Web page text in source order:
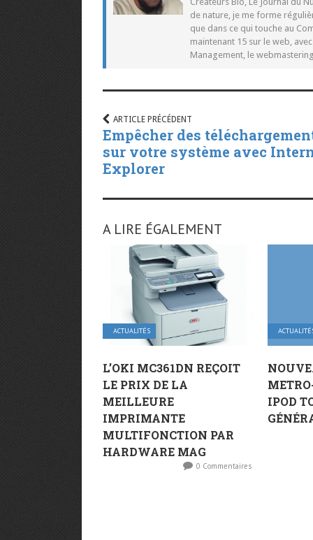
de nature, je me forme
que dans ce qui touche au
maintenant 15 sur le web,
Management, le
ARTICLE PRÉCÉDENT
Empêcher des
sur votre système avec
Explorer
A LIRE ÉGALEMENT
ACTUALITÉS
L’OKI MC361DN REÇOIT
LE PRIX DE LA
MEILLEURE
IMPRIMANTE
MULTIFONCTION PAR
HARDWARE MAG
0 Commentaires
IPOD